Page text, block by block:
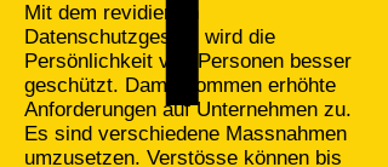
Mit dem revidierten
Datenschutzgesetz wird die
Persönlichkeit von Personen besser
geschützt. Damit kommen erhöhte
Anforderungen auf Unternehmen zu.
Es sind verschiedene Massnahmen
umzusetzen. Verstösse können bis